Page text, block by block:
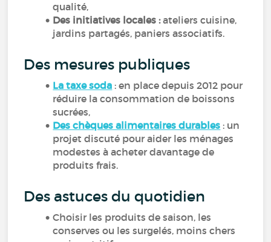
qualité,
Des initiatives locales :ateliers cuisine,
jardins partagés, paniers associatifs.
Des mesures publiques
La taxe soda : en place depuis 2012 pour
réduire la consommation de boissons
sucrées,
Des chèques alimentaires durables : un
projet discuté pour aider les ménages
modestes à acheter davantage de
produits frais.
Des astuces du quotidien
Choisir les produits de saison, les
conserves ou les surgelés, moins chers